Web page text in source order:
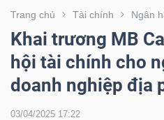
Trang chủ Tài chính Ngân
Khai trương MB
hội tài chính cho
doanh nghiệp địa
03/04/2025 17:22
CHỨNG
KHOÁN